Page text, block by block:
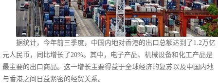
据统计，今年前三季度，中国内地对香港的出口总额达到了1.2万亿
元人民币，同比增长了20%。其中，电子产品、机械设备和化工产品是
最主要的出口商品。这一增长主要得益于全球经济的复苏以及中国内地
与香港之间日益紧密的经贸关系。